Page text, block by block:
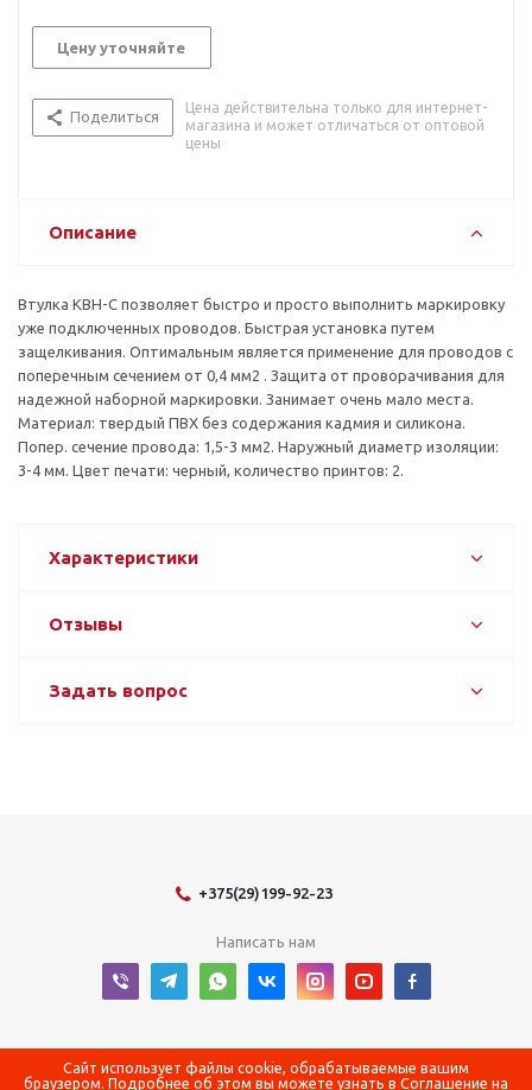
Цену уточняйте
Поделиться
Цена действительна только для интернет-
магазина и может отличаться от оптовой
цены
Описание
Втулка KBH-C позволяет быстро и просто выполнить маркировку
уже подключенных проводов. Быстрая установка путем
защелкивания. Оптимальным является применение для проводов с
поперечным сечением от 0,4 мм2 . Защита от проворачивания для
надежной наборной маркировки. Занимает очень мало места.
Материал: твердый ПВХ без содержания кадмия и силикона.
Попер. сечение провода: 1,5-3 мм2. Наружный диаметр изоляции:
3-4 мм. Цвет печати: черный, количество принтов: 2.
Характеристики
Отзывы
Задать вопрос
+375(29)199-92-23
Написать нам
2026 © Оборудование для оснащения энергетических объектов
Сайт использует файлы cookie, обрабатываемые вашим
браузером. Подробнее об этом вы можете узнать в Соглашение на